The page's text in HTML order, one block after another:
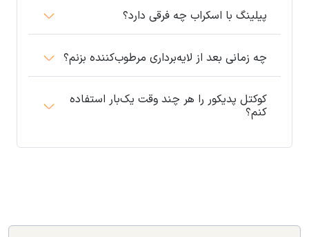
پیلینگ با اسکراب چه فرقی دارد؟
چه زمانی بعد از لایه‌برداری مرطوب‌کننده بزنم؟
کوکتل پدیکور را هر چند وقت یک‌بار استفاده
کنم؟